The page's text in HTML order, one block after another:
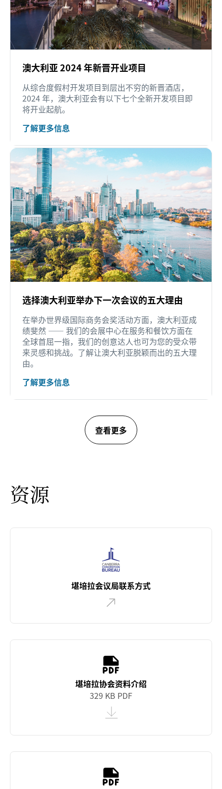
澳大利亚 2024 年新晋开业项目
从综合度假村开发项目到层出不穷的新晋酒店，
2024 年，澳大利亚会有以下七个全新开发项目即
将开业起航。
了解更多信息
选择澳大利亚举办下一次会议的五大理由
在举办世界级国际商务会奖活动方面，澳大利亚成
绩斐然 —— 我们的会展中心在服务和餐饮方面在
全球首屈一指，我们的创意达人也可为您的受众带
来灵感和挑战。了解让澳大利亚脱颖而出的五大理
由。
了解更多信息
查看更多
资源
堪培拉会议局联系方式
堪培拉协会资料介绍
329 KB PDF